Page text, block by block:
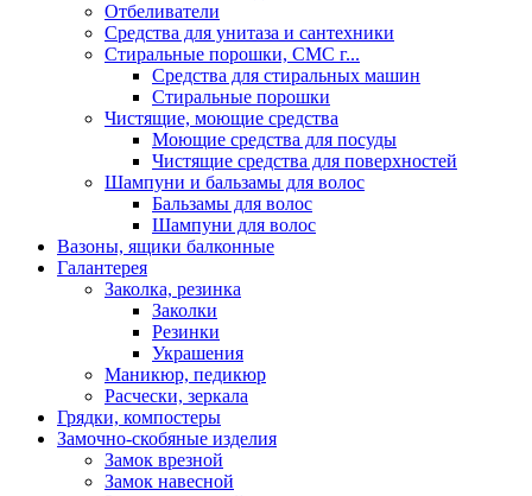
Отбеливатели
Средства для унитаза и сантехники
Стиральные порошки, СМС г...
Средства для стиральных машин
Стиральные порошки
Чистящие, моющие средства
Моющие средства для посуды
Чистящие средства для поверхностей
Шампуни и бальзамы для волос
Бальзамы для волос
Шампуни для волос
Вазоны, ящики балконные
Галантерея
Заколка, резинка
Заколки
Резинки
Украшения
Маникюр, педикюр
Расчески, зеркала
Грядки, компостеры
Замочно-скобяные изделия
Замок врезной
Замок навесной